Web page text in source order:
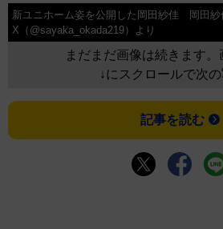
新ユニホーム姿を公開した岡田紗佳 岡田紗
X（@sayaka_okada219）より
まだまだ画像は続きます。
↓にスクロールで次
記事を読む